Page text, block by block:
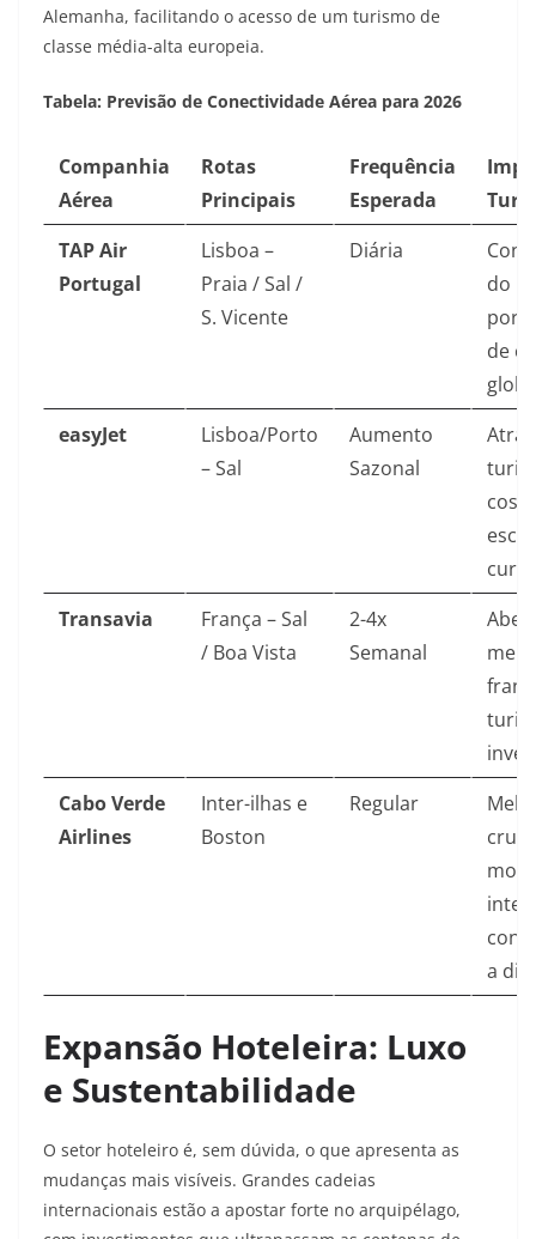
Alemanha, facilitando o acesso de um turismo de
classe média-alta europeia.
Tabela: Previsão de Conectividade Aérea para 2026
Companhia
Aérea
Rotas
Principais
Frequência
Esperada
TAP Air
Portugal
Lisboa –
Praia / Sal /
S. Vicente
Diária
do
de
easyJet
Lisboa/Porto
– Sal
Aumento
Sazonal
Transavia
França – Sal
/ Boa Vista
2-4x
Semanal
Cabo Verde
Airlines
Inter-ilhas e
Boston
Regular
a
Expansão Hoteleira: Luxo
e Sustentabilidade
O setor hoteleiro é, sem dúvida, o que apresenta as
mudanças mais visíveis. Grandes cadeias
internacionais estão a apostar forte no arquipélago,